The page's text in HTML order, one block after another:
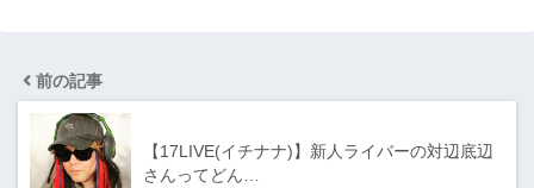
前の記事
【17LIVE(イチナナ)】新人ライバーの対辺底辺
さんってどん…